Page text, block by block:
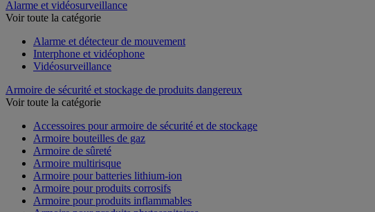
Alarme et vidéosurveillance
Voir toute la catégorie
Alarme et détecteur de mouvement
Interphone et vidéophone
Vidéosurveillance
Armoire de sécurité et stockage de produits dangereux
Voir toute la catégorie
Accessoires pour armoire de sécurité et de stockage
Armoire bouteilles de gaz
Armoire de sûreté
Armoire multirisque
Armoire pour batteries lithium-ion
Armoire pour produits corrosifs
Armoire pour produits inflammables